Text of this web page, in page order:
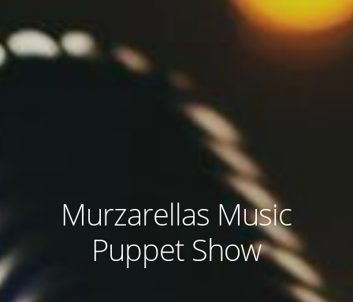
Murzarellas Music
Puppet Show